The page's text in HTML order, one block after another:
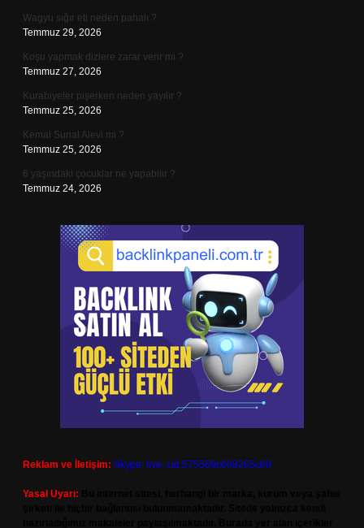
Wagyu sığır eti neden pahalı ?
Temmuz 29, 2026
Koşu yapmak dizlere zarar verir mi ?
Temmuz 27, 2026
Kurabiyeler pişerken neden yayılır ?
Temmuz 25, 2026
Kemal Sunal Alevi mi ?
Temmuz 25, 2026
6 yaşındaki çocuklar ne yapabilir ?
Temmuz 24, 2026
Reklam ve İletişim: Skype: live:.cid.575569c608265c69
Yasal Uyarı: